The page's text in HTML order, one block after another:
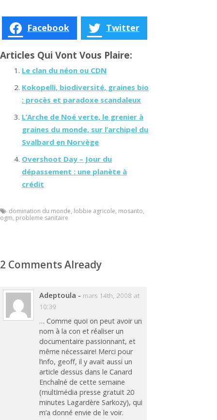
Facebook Twitter
Articles Qui Vont Vous Plaire:
Le clan du néon ou CDN
Kokopelli, biodiversité, graines bio
: procès et paradoxe scandaleux
L’Arche de Noé verte, le grenier à
graines du monde, sur l’archipel du
Svalbard en Norvège
Overshoot Day – Jour du
dépassement : une planète à
crédit
domination du monde, lobbie agricole, mosanto,
ogm, probleme sanitaire
2 Comments Already
Adeptoula - mars 14th, 2008 at
10:39
… Comme quoi on peut avoir un
nom à la con et réaliser un
documentaire passionnant, et
même nécessaire! Merci pour
l’info, geoff, il y avait aussi un
article dessus dans le Canard
Enchaîné de cette semaine
(multimédia presse gratuit 20
minutes Lagardère Sarkozy), qui
m’a donné envie de le voir.